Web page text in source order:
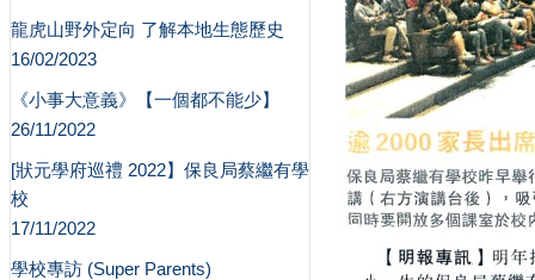
龍虎山野外定向 了解本地生態歷史
16/02/2023
《小事大意義》【一個都不能少】
26/11/2022
[狀元學府巡禮 2022】保良局蔡繼有學
校
17/11/2022
學校專訪 (Super Parents)